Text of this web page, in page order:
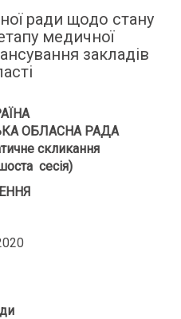
ради щодо стану
медичної
закладів
ОБЛАСНА РАДА
скликання
сесія)